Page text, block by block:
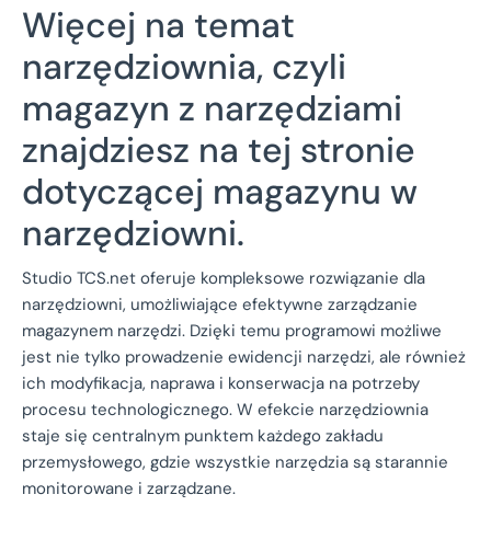
Więcej na temat
narzędziownia, czyli
magazyn z narzędziami
znajdziesz na tej stronie
dotyczącej magazynu w
narzędziowni.
Studio TCS.net oferuje kompleksowe rozwiązanie dla
narzędziowni, umożliwiające efektywne zarządzanie
magazynem narzędzi. Dzięki temu programowi możliwe
jest nie tylko prowadzenie ewidencji narzędzi, ale również
ich modyfikacja, naprawa i konserwacja na potrzeby
procesu technologicznego. W efekcie narzędziownia
staje się centralnym punktem każdego zakładu
przemysłowego, gdzie wszystkie narzędzia są starannie
monitorowane i zarządzane.